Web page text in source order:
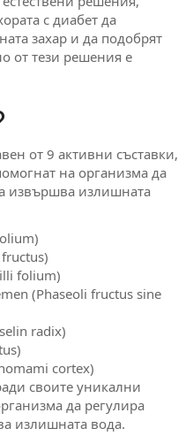
с диабет да
захар и да подобрят
от тези решения е
от 9 активни съставки,
на организма да
извършва излишната
folium)
(Phaseoli fructus sine
radix)
cortex)
своите уникални
да регулира
излишната вода.